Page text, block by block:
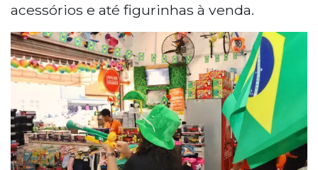
acessórios e até figurinhas à venda.